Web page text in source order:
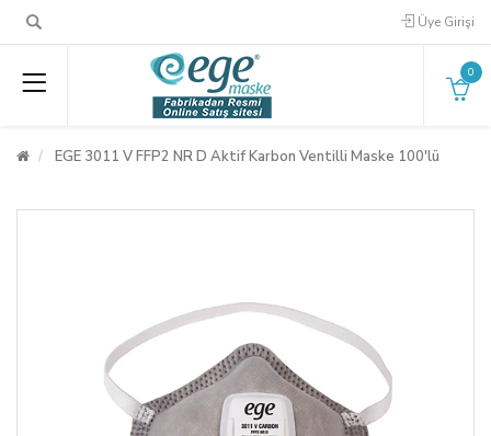
Üye Girişi
0
EGE 3011 V FFP2 NR D Aktif Karbon Ventilli Maske 100'lü